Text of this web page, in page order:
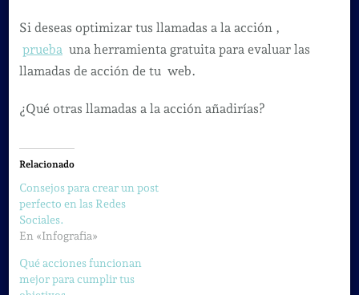
Si deseas optimizar tus llamadas a la acción ,
pruebauna herramienta gratuita para evaluar las
llamadas de acción de tu web.
¿Qué otras llamadas a la acción añadirías?
Relacionado
Consejos para crear un post
perfecto en las Redes
Sociales.
En «Infografia»
Qué acciones funcionan
mejor para cumplir tus